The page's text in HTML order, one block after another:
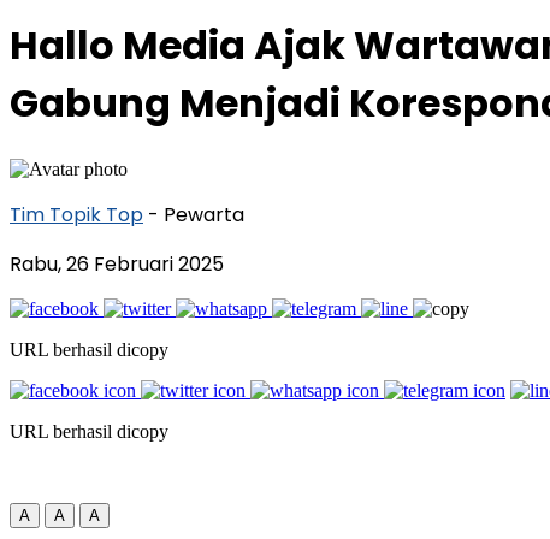
Hallo Media Ajak
Gabung Menjadi
Tim Topik Top - Pewarta
Rabu, 26 Februari 2025
URL berhasil dicopy
URL berhasil dicopy
A A A